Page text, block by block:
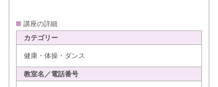
講座の詳細
カテゴリー
健康・体操・ダンス
教室名／電話番号